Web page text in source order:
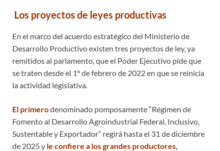
Los proyectos de leyes productivas
En el marco del acuerdo estratégico del Ministerio de
Desarrollo Productivo existen tres proyectos de ley, ya
remitidos al parlamento, que el Poder Ejecutivo pide que
se traten desde el 1° de febrero de 2022 en que se reinicia
la actividad legislativa.
El primerodenominado pomposamente “Régimen de
Fomento al Desarrollo Agroindustrial Federal, Inclusivo,
Sustentable y Exportador” regirá hasta el 31 de diciembre
de 2025 y le confiere a los grandes productores,